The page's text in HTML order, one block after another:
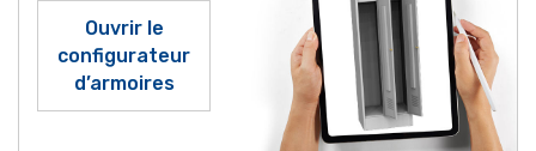
Ouvrir le
configurateur
d’armoires